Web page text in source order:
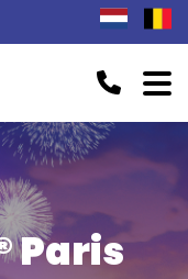
Paris